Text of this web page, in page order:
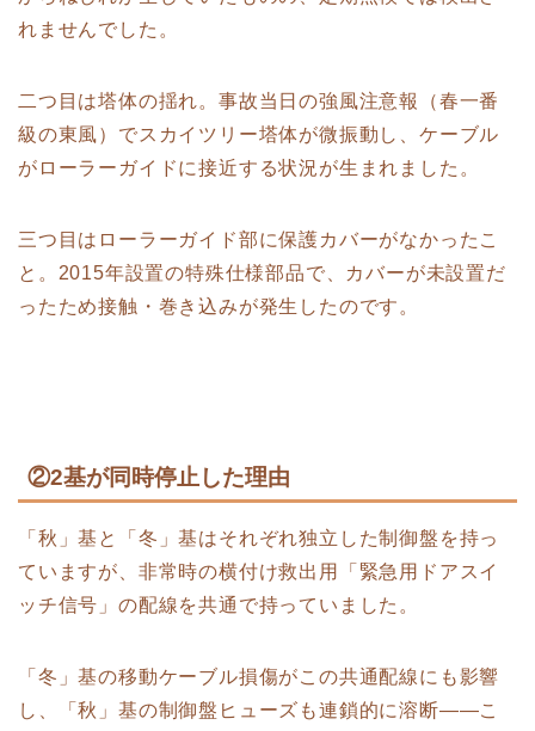
れませんでした。
二つ目は塔体の揺れ。事故当日の強風注意報（春一番
級の東風）でスカイツリー塔体が微振動し、ケーブル
がローラーガイドに接近する状況が生まれました。
三つ目はローラーガイド部に保護カバーがなかったこ
と。2015年設置の特殊仕様部品で、カバーが未設置だ
ったため接触・巻き込みが発生したのです。
②2基が同時停止した理由
「秋」基と「冬」基はそれぞれ独立した制御盤を持っ
ていますが、非常時の横付け救出用「緊急用ドアスイ
ッチ信号」の配線を共通で持っていました。
「冬」基の移動ケーブル損傷がこの共通配線にも影響
し、「秋」基の制御盤ヒューズも連鎖的に溶断——こ